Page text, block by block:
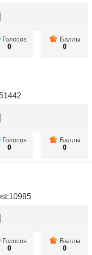
Голосов
0
Баллы
0
Голосов
0
Баллы
0
Голосов
0
Баллы
0